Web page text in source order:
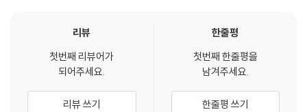
리뷰
첫번째 리뷰어가
되어주세요.
리뷰 쓰기
한줄평
첫번째 한줄평을
남겨주세요.
한줄평 쓰기